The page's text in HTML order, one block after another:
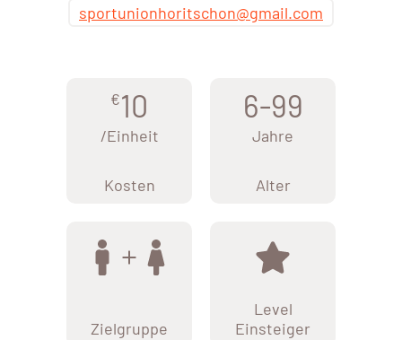
sportunionhoritschon@gmail.com
€10
/Einheit
Kosten
6-99
Jahre
Alter
Zielgruppe
Level
Einsteiger